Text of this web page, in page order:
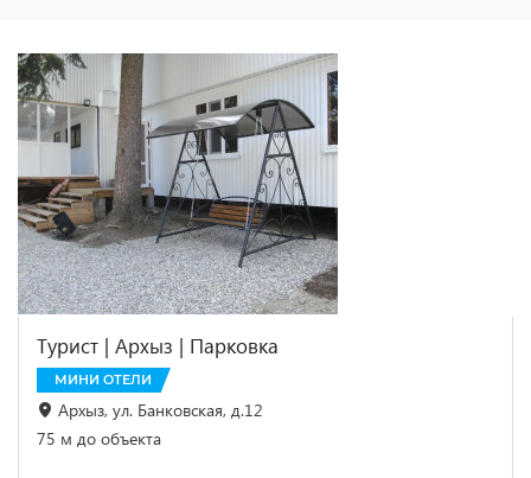
Турист | Архыз | Парковка
МИНИ ОТЕЛИ
Архыз, ул. Банковская, д.12
75 м до объекта